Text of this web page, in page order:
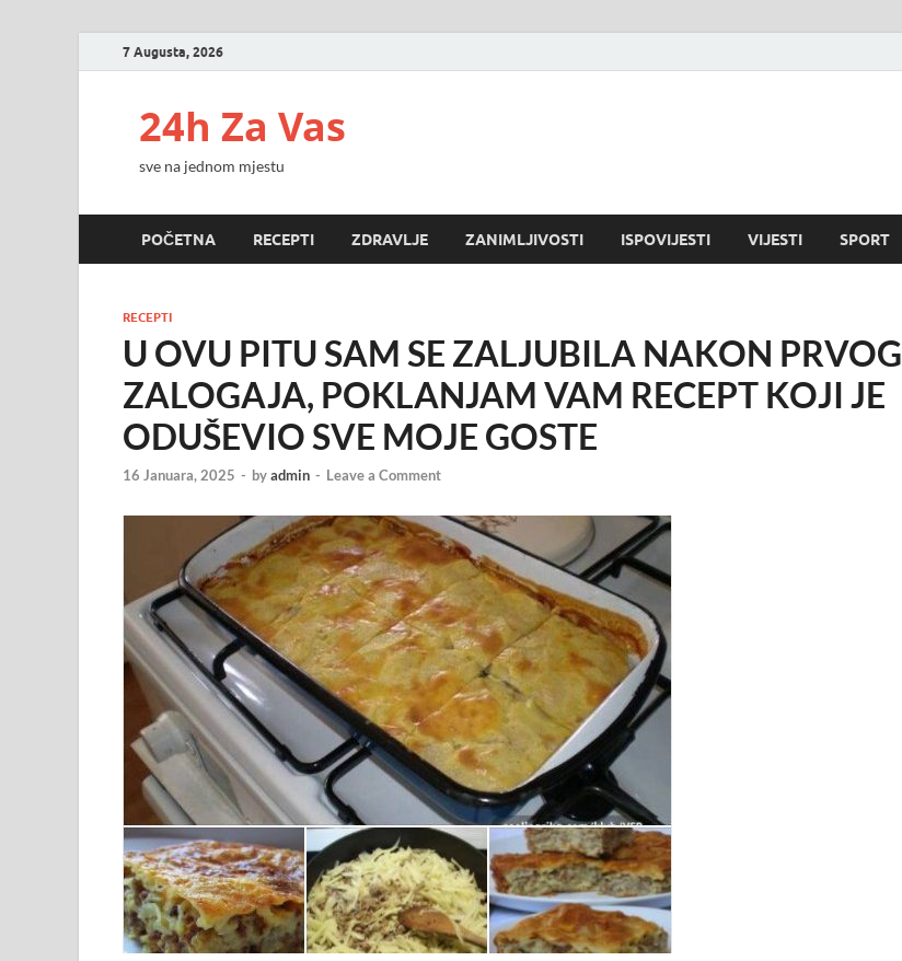
7 Augusta, 2026
24h Za Vas
sve na jednom mjestu
POČETNA RECEPTI ZDRAVLJE ZANIMLJIVOSTI ISPOVIJESTI VIJESTI SPORT
RECEPTI
U OVU PITU SAM SE ZALJUBILA NAKON PRVOG
ZALOGAJA, POKLANJAM VAM RECEPT KOJI JE
ODUŠEVIO SVE MOJE GOSTE
16 Januara, 2025 - byadmin - Leave a Comment